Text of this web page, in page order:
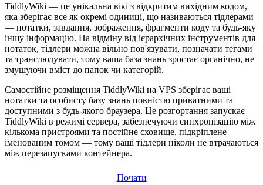
TiddlyWiki — це унікальна вікі з відкритим вихідним кодом,
яка зберігає все як окремі одиниці, що називаються тідлерами
— нотатки, завдання, зображення, фрагменти коду та будь-яку
іншу інформацію. На відміну від ієрархічних інструментів для
нотаток, тідлери можна вільно пов'язувати, позначати тегами
та транслюдувати, тому ваша база знань зростає органічно, не
змушуючи вміст до папок чи категорій.
Самостійне розміщення TiddlyWiki на VPS зберігає ваші
нотатки та особисту базу знань повністю приватними та
доступними з будь-якого браузера. Це розгортання запускає
TiddlyWiki в режимі сервера, забезпечуючи синхронізацію між
кількома пристроями та постійне сховище, підкріплене
іменованим томом — тому ваші тідлери ніколи не втрачаються
між перезапусками контейнера.
Почати